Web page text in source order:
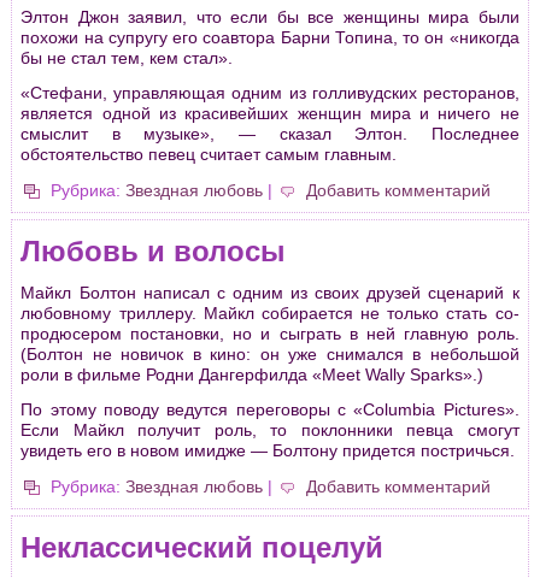
Элтон Джон заявил, что если бы все женщины мира были
похожи на супругу его соавтора Барни Топина, то он «никогда
бы не стал тем, кем стал».
«Стефани, управляющая одним из голливудских ресторанов,
является одной из красивейших женщин мира и ничего не
смыслит в музыке», — сказал Элтон. Последнее
обстоятельство певец считает самым главным.
Рубрика: Звездная любовь | Добавить комментарий
Любовь и волосы
Майкл Болтон написал с одним из своих друзей сценарий к
любовному триллеру. Майкл собирается не только стать со-
продюсером постановки, но и сыграть в ней главную роль.
(Болтон не новичок в кино: он уже снимался в небольшой
роли в фильме Родни Дангерфилда «Meet Wally Sрarks».)
По этому поводу ведутся переговоры с «Columbia Рictures».
Если Майкл получит роль, то поклонники певца смогут
увидеть его в новом имидже — Болтону придется постричься.
Рубрика: Звездная любовь | Добавить комментарий
Неклассический поцелуй